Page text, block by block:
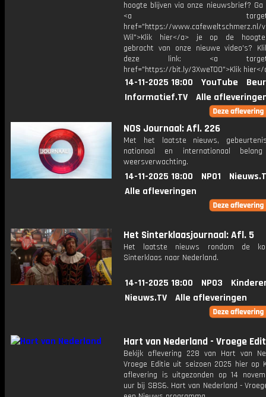
hoogte blijven via onze nieuwsbrief? Ga
<a
href="https://www.cafeweltschmerz.nl/
Wil">Klik hier</a> je op de
gebracht van onze nieuwe video's?
deze link: <a
href="https://bit.ly/3XweTO0">Klik hier</
14-11-2025 18:00 YouTube
Informatief.TV
Alle
NOS Journaal: Afl. 226
Met het laatste nieuws,
nationaal en internationaal
weersverwachting.
14-11-2025 18:00 NPO1
Alle afleveringen
Het Sinterklaasjournaal: Afl. 5
Het laatste nieuws rondom de
Sinterklaas naar Nederland.
14-11-2025 18:00 NPO3
Nieuws.TV
Alle afleveringen
Hart van Nederland - Vroege
Bekijk aflevering 228 van Hart van
Vroege Editie uit seizoen 2025 hier op
aflevering is uitgezonden op 14
uur bij SBS6. Hart van Nederland -